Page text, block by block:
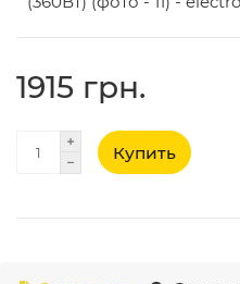
1915 грн.
Купить